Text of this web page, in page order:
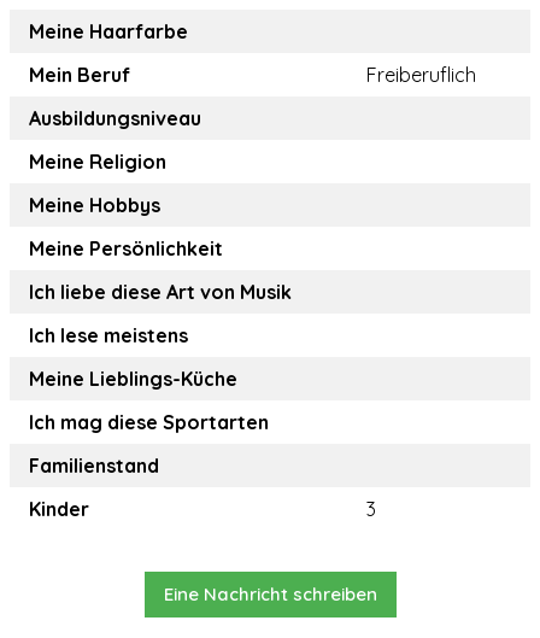
Meine Haarfarbe
Mein Beruf
Freiberuflich
Ausbildungsniveau
Meine Religion
Meine Hobbys
Meine Persönlichkeit
Ich liebe diese Art von Musik
Ich lese meistens
Meine Lieblings-Küche
Ich mag diese Sportarten
Familienstand
Kinder
3
Eine Nachricht schreiben